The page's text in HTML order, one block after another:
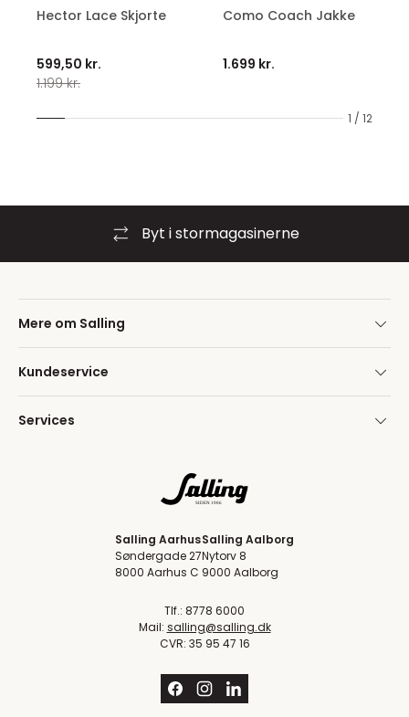
1 / 12
Hector Lace Skjorte
599,50 kr.
1.199 kr.
Como Coach Jakke
1.699 kr.
Byt i stormagasinerne
Mere om Salling
Kundeservice
Services
Salling Aarhus
Søndergade 27
8000 Aarhus C
Salling Aalborg
Nytorv 8
9000 Aalborg
Tlf.: 8778 6000
Mail: salling@salling.dk
CVR: 35 95 47 16